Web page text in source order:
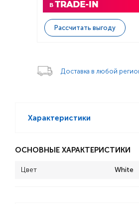
Рассчитать выгоду
Доставка в любой
Характеристики
ОСНОВНЫЕ ХАРАКТЕРИСТИКИ
Цвет White